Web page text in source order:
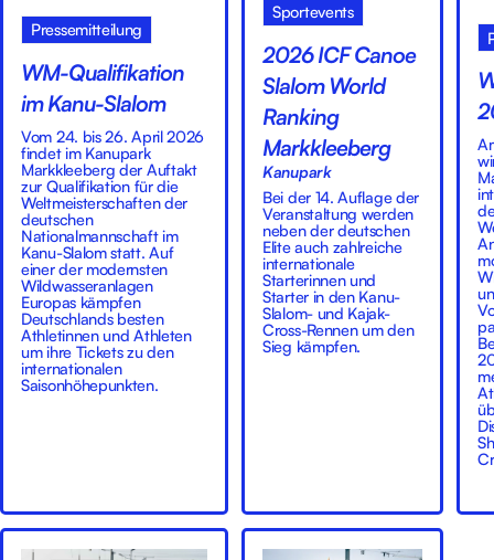
Pressemitteilung
WM-Qualifikation
im Kanu-Slalom
Vom 24. bis 26. April 2026
findet im Kanupark
Markkleeberg der Auftakt
zur Qualifikation für die
Weltmeisterschaften der
deutschen
Nationalmannschaft im
Kanu-Slalom statt. Auf
einer der modernsten
Wildwasseranlagen
Europas kämpfen
Deutschlands besten
Athletinnen und Athleten
um ihre Tickets zu den
internationalen
Saisonhöhepunkten.
Sportevents
2026 ICF Canoe
Slalom World
Ranking
Markkleeberg
Kanupark
Bei der 14. Auflage der
Veranstaltung werden
neben der deutschen
Elite auch zahlreiche
internationale
Starterinnen und
Starter in den Kanu-
Slalom- und Kajak-
Cross-Rennen um den
Sieg kämpfen.